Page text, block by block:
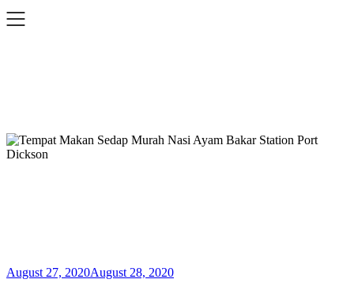
August 27, 2020August 28, 2020